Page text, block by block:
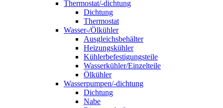
Thermostat/-dichtung
Dichtung
Thermostat
Wasser-/Ölkühler
Ausgleichsbehälter
Heizungskühler
Kühlerbefestigungsteile
Wasserkühler/Einzelteile
Ölkühler
Wasserpumpen/-dichtung
Dichtung
Nabe